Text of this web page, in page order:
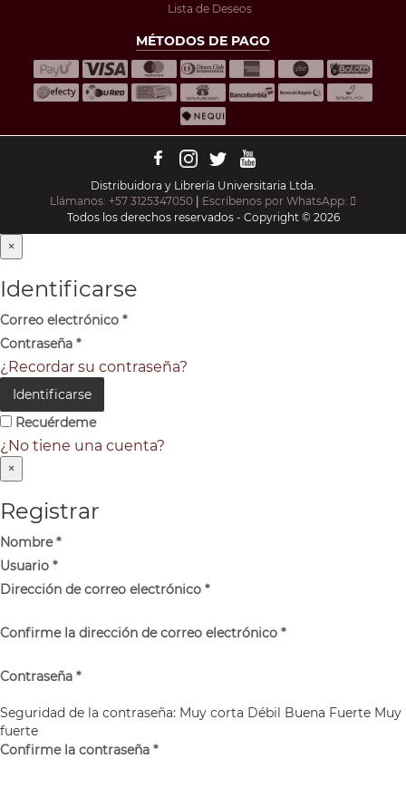
Lista de Deseos
MÉTODOS DE PAGO
Distribuidora y Librería Universitaria Ltda.
Llámanos: +57 3125347050 | Escríbenos por WhatsApp:
Todos los derechos reservados - Copyright © 2026
×
Identificarse
Correo electrónico *
Contraseña *
¿Recordar su contraseña?
Identificarse
Recuérdeme
¿No tiene una cuenta?
×
Registrar
Nombre*
Usuario *
Dirección de correo electrónico *
Confirme la dirección de correo electrónico *
Contraseña *
Seguridad de la contraseña: Muy corta Débil Buena Fuerte Muy
fuerte
Confirme la contraseña *